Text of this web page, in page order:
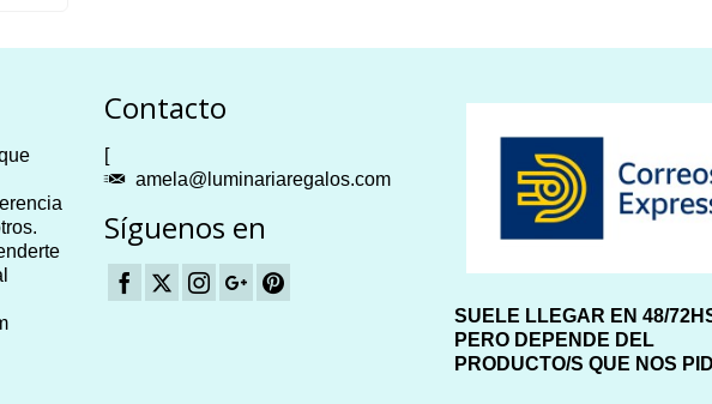
Contacto
[
amela@luminariaregalos.com
Síguenos en
SUELE LLEGAR EN 48/
PERO DEPENDE DEL
PRODUCTO/S QUE NOS